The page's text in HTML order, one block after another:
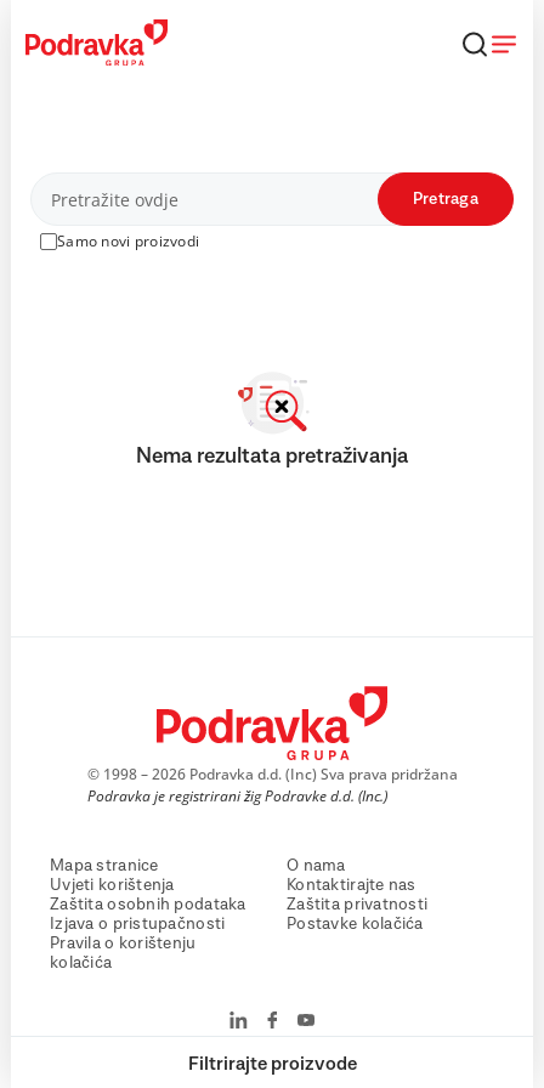
content
Proizvodi
Samo novi proizvodi
Pretraga
Filtrirajte proizvode
Nema rezultata pretraživanja
© 1998 – 2026 Podravka d.d. (Inc) Sva prava pridržana
Podravka je registrirani žig Podravke d.d. (Inc.)
Mapa stranice
Uvjeti korištenja
Zaštita osobnih podataka
Izjava o pristupačnosti
Pravila o korištenju
kolačića
O nama
Kontaktirajte nas
Zaštita privatnosti
Postavke kolačića